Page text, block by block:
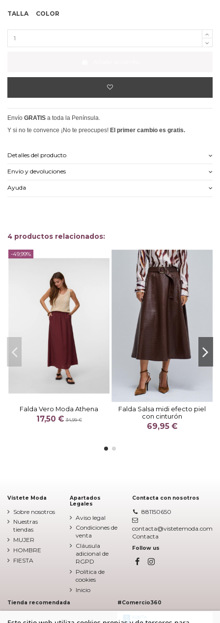
TALLA COLOR
Envío GRATIS a toda la Península.
Y si no te convence ¡No te preocupes! El primer cambio es gratis.
Detalles del producto
Envío y devoluciones
Ayuda
4 productos relacionados:
-49,99%
Falda Vero Moda Athena
17,50 €34,99 €
Falda Salsa midi efecto piel
con cinturón
69,95 €
Vístete Moda
Sobre nosotros
Nuestras
tiendas
MUJER
HOMBRE
FIESTA
Apartados
Legales
Aviso legal
Condiciones de
venta
Cláusula
adicional de
RGPD
Política de
cookies
Inicio
Contacta con nosotros
881150650
contacta@vistetemoda.com
Contacta
Follow us
Tienda recomendada #Comercio360